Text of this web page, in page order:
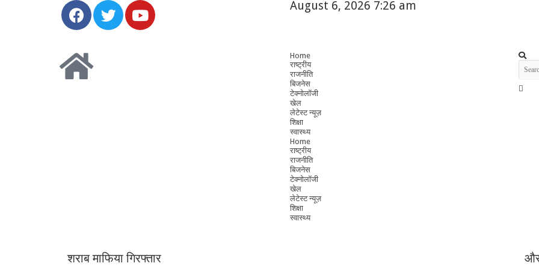
August 6, 2026 7:26 am
Home
राष्ट्रीय
राजनीति
बिजनेस
टेक्नोलॉजी
खेल
लेटेस्ट न्यूज़
शिक्षा
स्वास्थ्य
Home
राष्ट्रीय
राजनीति
बिजनेस
टेक्नोलॉजी
खेल
लेटेस्ट न्यूज़
शिक्षा
स्वास्थ्य
शराब माफिया गिरफ्तार